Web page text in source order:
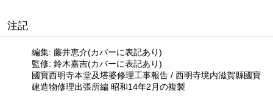
注記
編集: 藤井恵介(カバーに表記あり)
監修: 鈴木嘉吉(カバーに表記あり)
國寶西明寺本堂及塔婆修理工事報告 / 西明寺境内滋賀縣國寶
建造物修理出張所編 昭和14年2月の複製